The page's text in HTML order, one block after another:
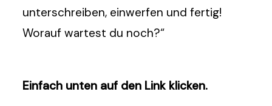
unterschreiben, einwerfen und fertig!
Worauf wartest du noch?“
Einfach unten auf den Link klicken.